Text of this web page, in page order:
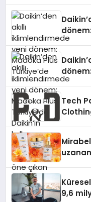
VRV
verimli
Tech
9,6